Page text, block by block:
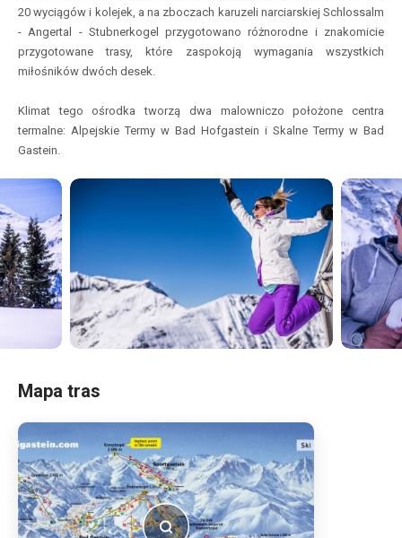
20 wyciągów i kolejek, a na zboczach karuzeli narciarskiej Schlossalm
- Angertal - Stubnerkogel przygotowano różnorodne i znakomicie
przygotowane trasy, które zaspokoją wymagania wszystkich
miłośników dwóch desek.
Klimat tego ośrodka tworzą dwa malowniczo położone centra
termalne: Alpejskie Termy w Bad Hofgastein i Skalne Termy w Bad
Gastein.
Mapa tras